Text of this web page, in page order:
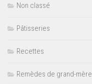
Non classé
Pâtisseries
Recettes
Remèdes de grand-mère